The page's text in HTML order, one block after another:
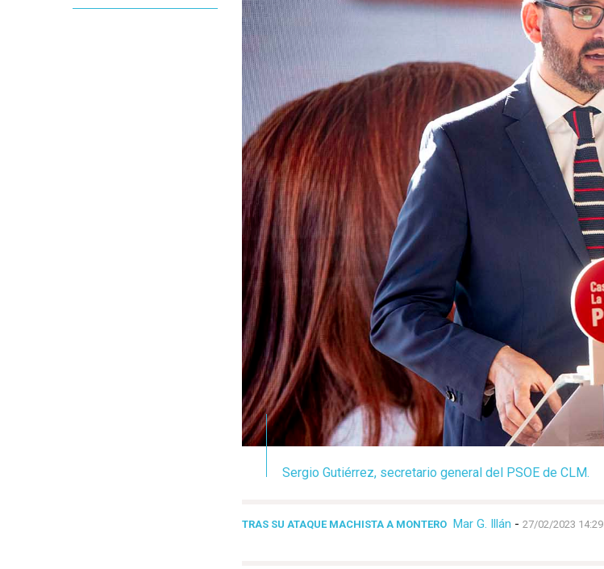
Sergio Gutiérrez, secretario general del PSOE de CLM.
TRAS SU ATAQUE MACHISTA A MONTERO Mar G. Illán - 27/02/2023 14:29